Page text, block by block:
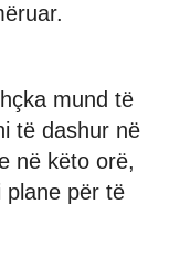
mund të
të dashur në
në këto orë,
plane për të